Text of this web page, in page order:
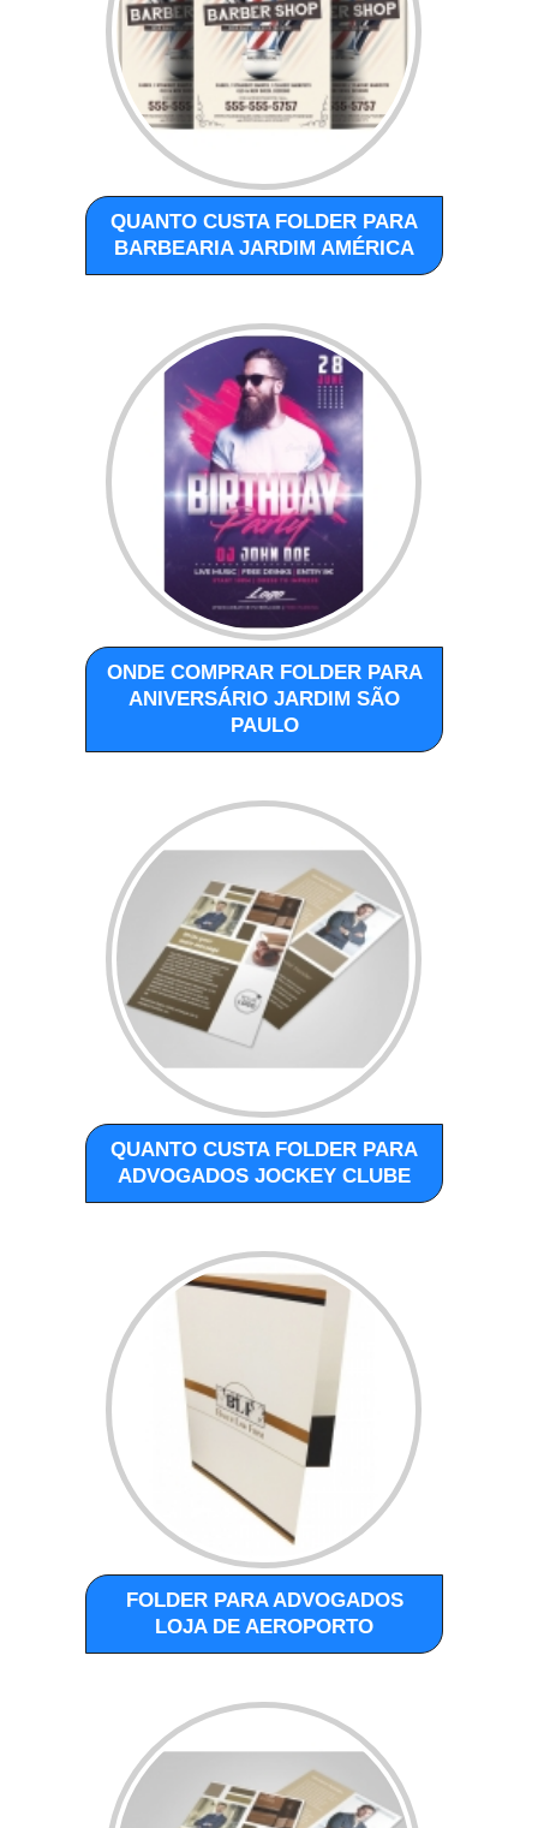
QUANTO CUSTA FOLDER PARA
BARBEARIA JARDIM AMÉRICA
ONDE COMPRAR FOLDER PARA
ANIVERSÁRIO JARDIM SÃO
PAULO
QUANTO CUSTA FOLDER PARA
ADVOGADOS JOCKEY CLUBE
FOLDER PARA ADVOGADOS
LOJA DE AEROPORTO